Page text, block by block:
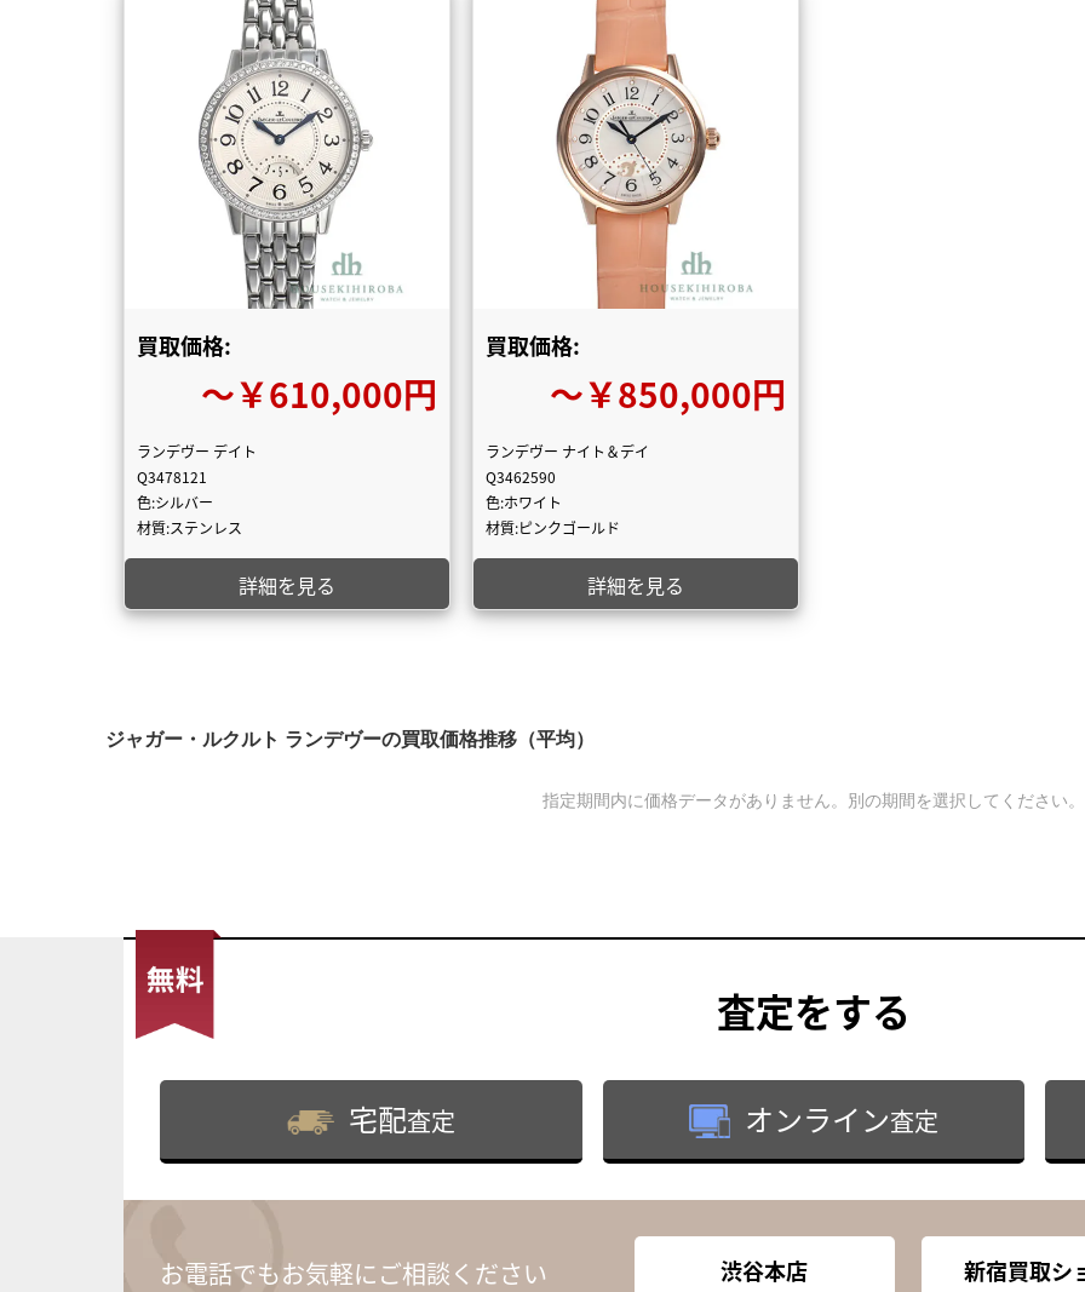
買取価格:
〜￥610,000円
ランデヴー デイト
Q3478121
色:シルバー
材質:ステンレス
詳細を見る
買取価格:
〜￥850,000円
ランデヴー ナイト＆デイ
Q3462590
色:ホワイト
材質:ピンクゴールド
詳細を見る
ジャガー・ルクルト ランデヴーの買取価格推移（平均）
指定期間内に価格データがありません。別の期間を選択してください。
査定をする
宅配査定 オンライン査定
お電話でもお気軽にご相談ください 渋谷本店 新宿買取シ